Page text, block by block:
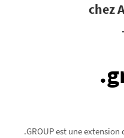
chez
.GROUP est une